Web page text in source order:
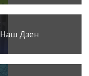
Наш Дзен